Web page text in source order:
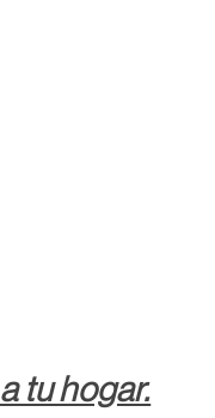
tu hogar.